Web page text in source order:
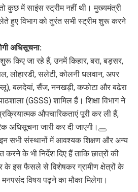
कुछ में साइंस स्ट्रीम नहीं थी। मुख्यमंत्री
हुए विभाग को तुरंत सभी स्ट्रीम शुरू करने
अधिसूचना:
किए जा रहे हैं, उनमें किहार, बरा, बड़सर,
लोहारडी, सलेटी, कोलनी धलवान, अपर
बलदेयां, सैंज, ननखड़ी, कफोटा और बढेरा
(GSSS) शामिल हैं। शिक्षा विभाग ने
औपचारिकताएं पूरी कर ली हैं,
अधिसूचना जारी कर दी जाएगी।
इन सभी संस्थानों में आवश्यक शिक्षण और अन्य
के भी निर्देश दिए हैं ताकि छात्रों की
के इस फैसले से विशेषकर ग्रामीण क्षेत्रों के
विषय पढ़ने का मौका मिलेगा।